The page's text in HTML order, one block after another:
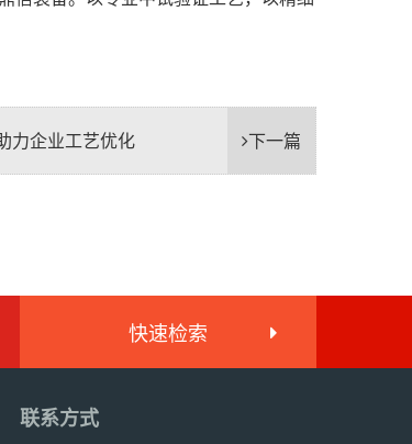
下一篇
力企业工艺优化
快速检索
联系方式